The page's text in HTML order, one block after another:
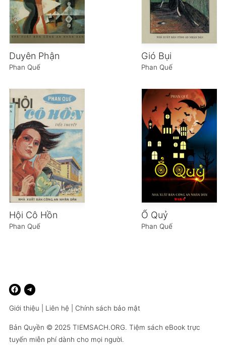
Duyên Phận
Phan Quế
Gió Bụi
Phan Quế
Hội Cô Hồn
Phan Quế
Ổ Quỷ
Phan Quế
Giới thiệu Liên hệ Chính sách bảo mật
Bản Quyền © 2025 TIEMSACH.ORG. Tiệm sách eBook trực
tuyến miễn phí dành cho mọi người.